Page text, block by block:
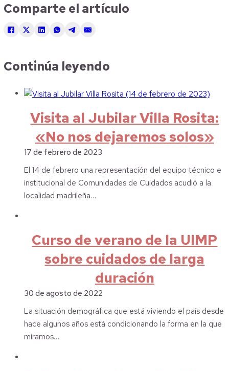
Comparte el artículo
Continúa leyendo
Visita al Jubilar Villa Rosita:
«No nos dejaremos solos»
17 de febrero de 2023
El 14 de febrero una representación del equipo técnico e
institucional de Comunidades de Cuidados acudió a la
localidad madrileña…
Curso de verano de la UIMP
sobre cuidados de larga
duración
30 de agosto de 2022
La situación demográfica que está viviendo el país desde
hace algunos años está condicionando la forma en la que
miramos…